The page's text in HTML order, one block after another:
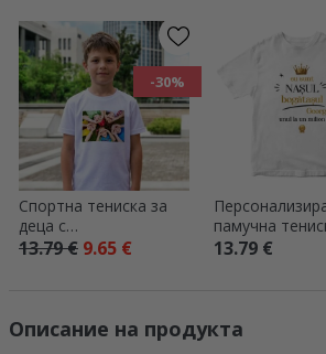
-30%
Спортна тениска за
деца с
персонализирана
13.79 € 9.65 €
памучна
надпис –
13.79 €
Описание на продукта